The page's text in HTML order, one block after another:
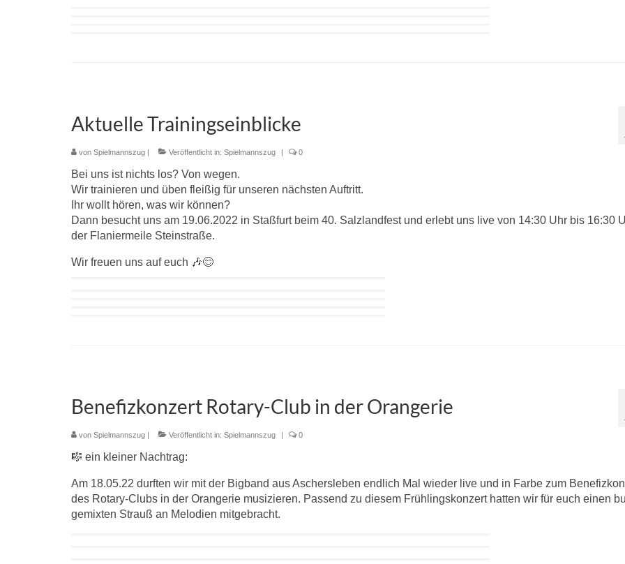
Aktuelle Trainingseinblicke
von Spielmannszug Veröffentlicht in: Spielmannszug 0
Bei uns ist nichts los? Von wegen.
Wir trainieren und üben fleißig für unseren nächsten Auftritt.
Ihr wollt hören, was wir können?
Dann besucht uns am 19.06.2022 in Staßfurt beim 40. Salzlandfest und erlebt uns live von 14:30 Uhr bis 16:30
der Flaniermeile Steinstraße.
Wir freuen uns auf euch 🎶😊
Benefizkonzert Rotary-Club in der Orangerie
von Spielmannszug Veröffentlicht in: Spielmannszug 0
🎼 ein kleiner Nachtrag:
Am 18.05.22 durften wir mit der Bigband aus Aschersleben endlich Mal wieder live und in Farbe zum
des Rotary-Clubs in der Orangerie musizieren. Passend zu diesem Frühlingskonzert hatten wir für euch einen
gemixten Strauß an Melodien mitgebracht.